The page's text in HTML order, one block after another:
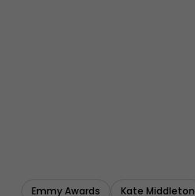
Emmy Awards Kate Middleton